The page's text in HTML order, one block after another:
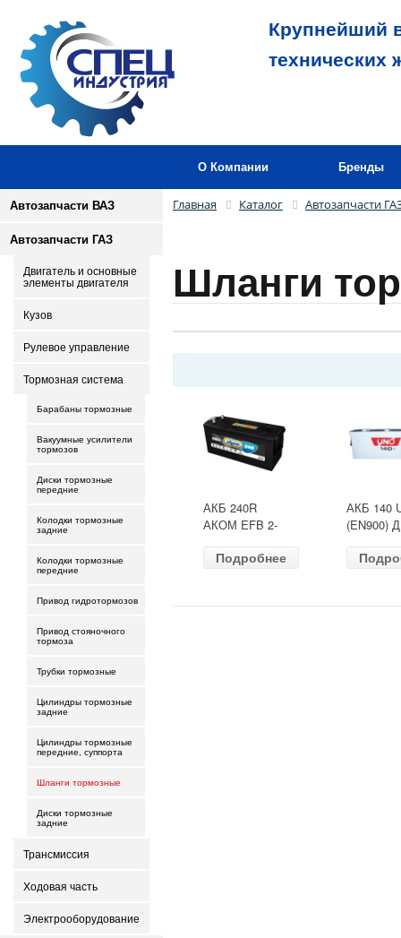
Крупнейший
технических
О Компании Бренды
Автозапчасти ВАЗ
Автозапчасти ГАЗ
Двигатель и основные
элементы двигателя
Кузов
Рулевое управление
Тормозная система
Барабаны тормозные
Вакуумные усилители
тормозов
Диски тормозные
передние
Колодки тормозные
задние
Колодки тормозные
передние
Привод гидротормозов
Привод стояночного
тормоза
Трубки тормозные
Цилиндры тормозные
задние
Цилиндры тормозные
передние, суппорта
Шланги тормозные
Диски тормозные
задние
Трансмиссия
Ходовая часть
Электрооборудование
Главная Каталог Автозапчасти
Шланги
АКБ 240R
АКОМ EFB 2-
(EN1500) ДШВ
Подробнее
АКБ 140
(EN900)
залит